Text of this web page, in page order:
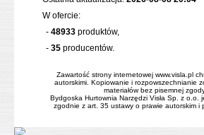
W ofercie:
- 48933 produktów,
- 35 producentów.
Zawartość strony internetowej www.visla.pl
autorskimi. Kopiowanie i rozpowszechnianie
materiałów bez pisemnej
Bydgoska Hurtownia Narzędzi Visła Sp. z o.o.
zgodnie z art. 35 ustawy o prawie autorskim i